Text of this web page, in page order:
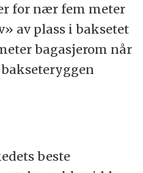
for nær fem meter
av plass i baksetet
bagasjerom når
beste